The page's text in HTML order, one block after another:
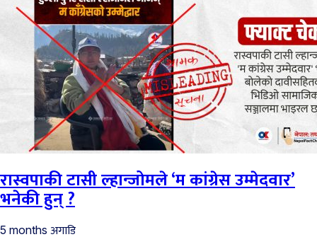
रास्वपाकी टासी ल्हान्जोमले ‘म कांग्रेस उम्मेदवार’
भनेकी हुन् ?
5 months अगाडि